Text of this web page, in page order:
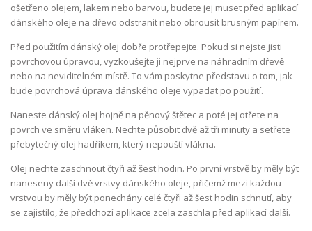
ošetřeno olejem, lakem nebo barvou, budete jej muset před aplikací
dánského oleje na dřevo odstranit nebo obrousit brusným papírem.
Před použitím dánský olej dobře protřepejte. Pokud si nejste jisti
povrchovou úpravou, vyzkoušejte ji nejprve na náhradním dřevě
nebo na neviditelném místě. To vám poskytne představu o tom, jak
bude povrchová úprava dánského oleje vypadat po použití.
Naneste dánský olej hojně na pěnový štětec a poté jej otřete na
povrch ve směru vláken. Nechte působit dvě až tři minuty a setřete
přebytečný olej hadříkem, který nepouští vlákna.
Olej nechte zaschnout čtyři až šest hodin. Po první vrstvě by měly být
naneseny další dvě vrstvy dánského oleje, přičemž mezi každou
vrstvou by měly být ponechány celé čtyři až šest hodin schnutí, aby
se zajistilo, že předchozí aplikace zcela zaschla před aplikací další.